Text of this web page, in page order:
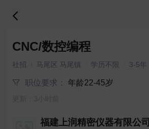
CNC/数控编程
社招 马尾区 马尾镇 学历不限 3-5年
职位要求： 年龄22-45岁
福建上润精密仪器有限公司